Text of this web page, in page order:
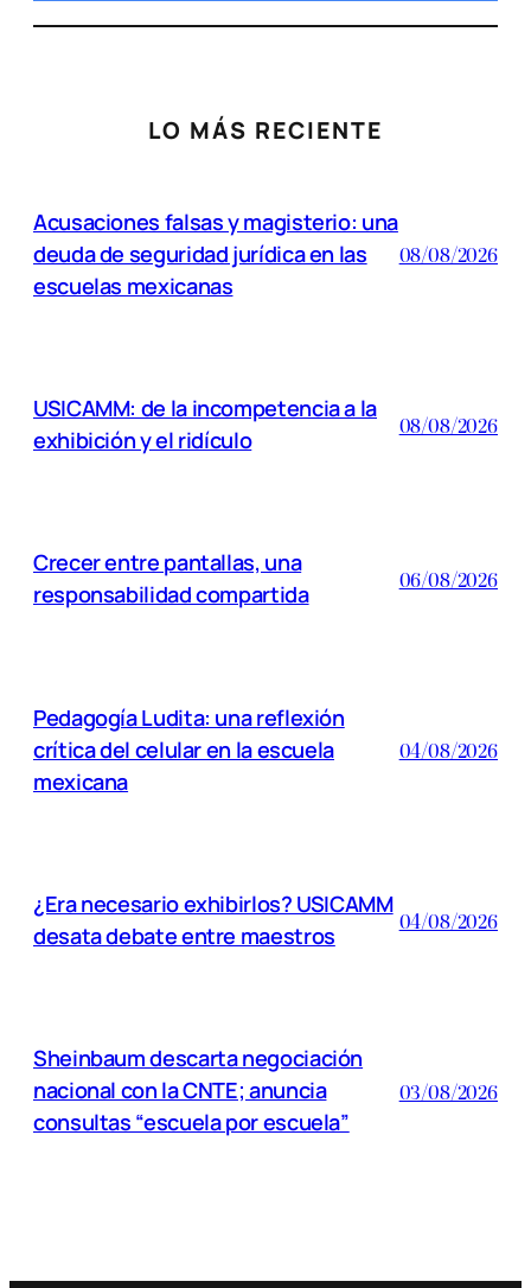
LO MÁS RECIENTE
Acusaciones falsas y magisterio: una
deuda de seguridad jurídica en las
escuelas mexicanas
08/08/2026
USICAMM: de la incompetencia a la
exhibición y el ridículo
08/08/2026
Crecer entre pantallas, una
responsabilidad compartida
06/08/2026
Pedagogía Ludita: una reflexión
crítica del celular en la escuela
mexicana
04/08/2026
¿Era necesario exhibirlos? USICAMM
desata debate entre maestros
04/08/2026
Sheinbaum descarta negociación
nacional con la CNTE; anuncia
consultas “escuela por escuela”
03/08/2026